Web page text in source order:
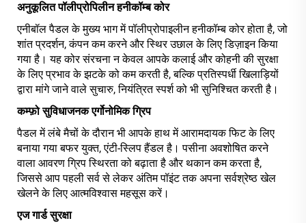
अनुकूलित पॉलीप्रोपिलीन हनीकॉम्ब कोर
एनीबॉल पैडल के मुख्य भाग में पॉलीप्रोपाइलीन हनीकॉम्ब कोर होता है, जो
शांत प्रदर्शन, कंपन कम करने और स्थिर उछाल के लिए डिज़ाइन किया
गया है। यह कोर संरचना न केवल आपके कलाई और कोहनी की सुरक्षा
के लिए प्रभाव के झटके को कम करती है, बल्कि प्रतिस्पर्धी खिलाड़ियों
द्वारा मांगे जाने वाले सुचारु, नियंत्रित स्पर्श को भी सुनिश्चित करती है।
कम्फ़ोसुविधाजनक एर्गोनोमिक ग्रिप
पैडल में लंबे मैचों के दौरान भी आपके हाथ में आरामदायक फिट के लिए
बनाया गया बफर युक्त, एंटी-स्लिप हैंडल है। पसीना अवशोषित करने
वाला आवरण ग्रिप स्थिरता को बढ़ाता है और थकान कम करता है,
जिससे आप पहली सर्व से लेकर अंतिम पॉइंट तक अपना सर्वश्रेष्ठ खेल
खेलने के लिए आत्मविश्वास महसूस करें।
एज गार्ड सुरक्षा